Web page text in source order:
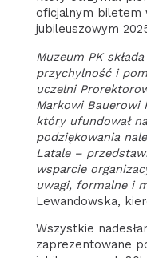
oficjalnym biletem
jubileuszowym
Muzeum PK
przychylność i
uczelni
Markowi Bauerowi
który ufundował
podziękowania
Latale –
wsparcie
uwagi, formalne i
Lewandowska,
Wszystkie
zaprezentowane